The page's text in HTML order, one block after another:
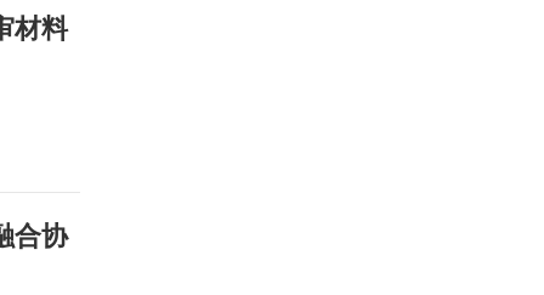
材料
合协